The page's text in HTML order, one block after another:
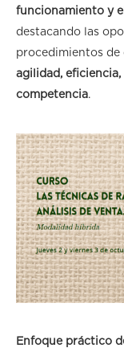
funcionamiento y
destacando las
procedimientos
agilidad,
competencia.
Enfoque práctico